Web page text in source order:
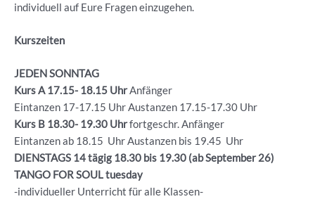
individuell auf Eure Fragen einzugehen.
Kurszeiten
JEDEN SONNTAG
Kurs A 17.15- 18.15 UhrAnfänger
Eintanzen 17-17.15 Uhr Austanzen 17.15-17.30 Uhr
Kurs B 18.30- 19.30 Uhrfortgeschr. Anfänger
Eintanzen ab 18.15 Uhr Austanzen bis 19.45 Uhr
DIENSTAGS 14 tägig 18.30 bis 19.30 (ab September 26)
TANGO FOR SOUL tuesday
-individueller Unterricht für alle Klassen-